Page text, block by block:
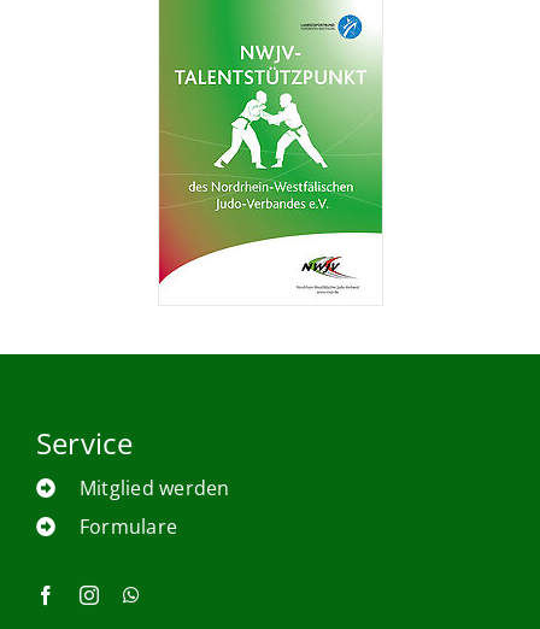
Service
Mitglied werden
Formulare